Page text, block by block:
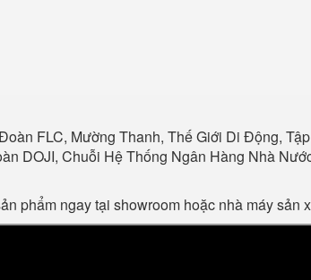
FLC, Mường Thanh, Thế Giới Di Động,
DOJI, Chuỗi Hệ Thống Ngân Hàng Nhà
phẩm ngay tại showroom hoặc nhà máy sản